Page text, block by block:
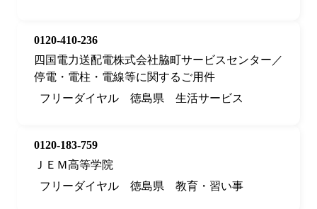
0120-410-236
四国電力送配電株式会社脇町サービスセンター／
停電・電柱・電線等に関するご用件
フリーダイヤル
徳島県 生活サービス
0120-183-759
ＪＥＭ高等学院
フリーダイヤル
徳島県 教育・習い事